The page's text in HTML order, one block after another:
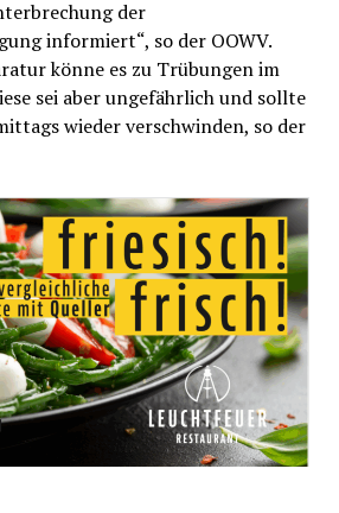
der
informiert“, so der OOWV.
könne es zu Trübungen im
sei aber ungefährlich und sollte
wieder verschwinden, so der